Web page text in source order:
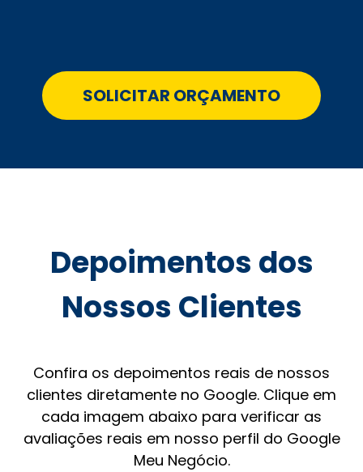
SOLICITAR ORÇAMENTO
Depoimentos dos
Nossos Clientes
Confira os depoimentos reais de nossos
clientes diretamente no Google. Clique em
cada imagem abaixo para verificar as
avaliações reais em nosso perfil do Google
Meu Negócio.